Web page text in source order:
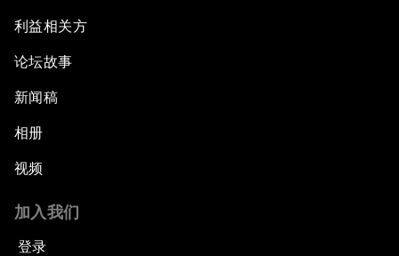
利益相关方
论坛故事
新闻稿
相册
视频
加入我们
登录